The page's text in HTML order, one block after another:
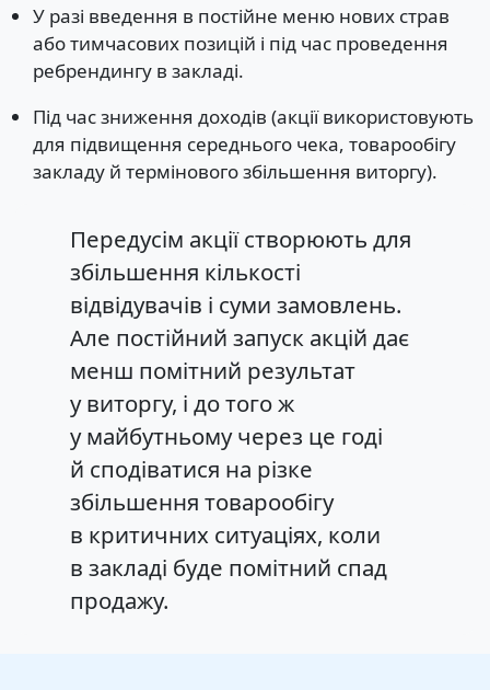
У разі введення в постійне меню нових страв
або тимчасових позицій і під час проведення
ребрендингу в закладі.
Під час зниження доходів (акції використовують
для підвищення середнього чека, товарообігу
закладу й термінового збільшення виторгу).
Передусім акції створюють для
збільшення кількості
відвідувачів і суми замовлень.
Але постійний запуск акцій дає
менш помітний результат
у виторгу, і до того ж
у майбутньому через це годі
й сподіватися на різке
збільшення товарообігу
в критичних ситуаціях, коли
в закладі буде помітний спад
продажу.